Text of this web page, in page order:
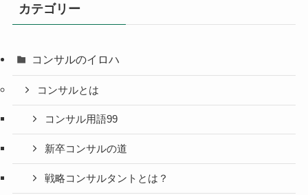
カテゴリー
コンサルのイロハ
コンサルとは
コンサル用語99
新卒コンサルの道
戦略コンサルタントとは？